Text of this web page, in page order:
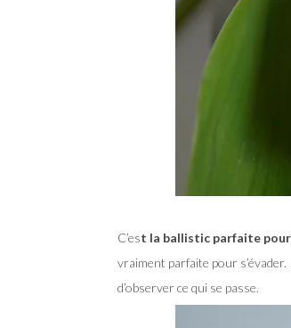
C’est la ballistic parfaite
vraiment parfaite pour
d’observer ce qui se passe.